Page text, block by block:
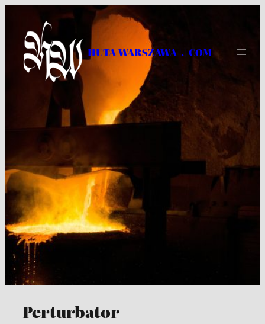
treści
HUTA WARSZAWA |.| COM
Perturbator